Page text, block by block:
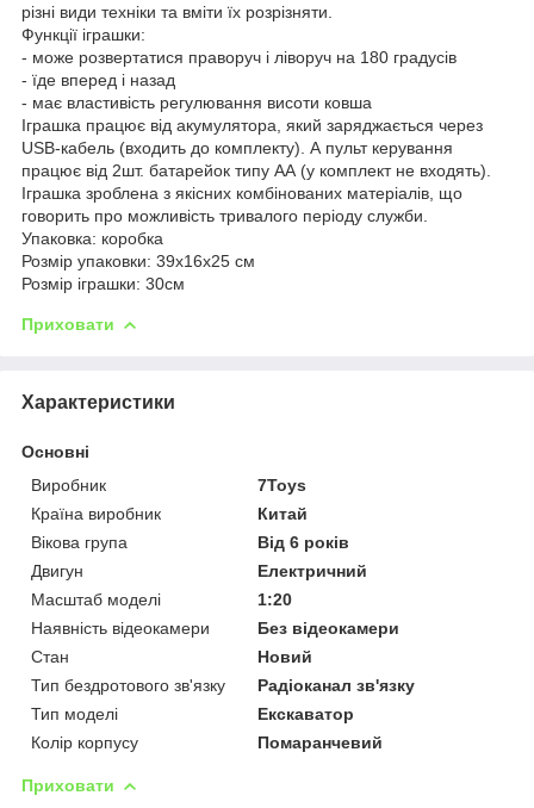
різні види техніки та вміти їх розрізняти.
Функції іграшки:
- може розвертатися праворуч і ліворуч на 180 градусів
- їде вперед і назад
- має властивість регулювання висоти ковша
Іграшка працює від акумулятора, який заряджається через
USB-кабель (входить до комплекту). А пульт керування
працює від 2шт. батарейок типу АА (у комплект не входять).
Іграшка зроблена з якісних комбінованих матеріалів, що
говорить про можливість тривалого періоду служби.
Упаковка: коробка
Розмір упаковки: 39х16х25 см
Розмір іграшки: 30см
Приховати
Характеристики
Основні
Виробник
7Toys
Країна виробник
Китай
Вікова група
Від 6 років
Двигун
Електричний
Масштаб моделі
1:20
Наявність відеокамери
Без відеокамери
Стан
Новий
Тип бездротового зв'язку
Радіоканал зв'язку
Тип моделі
Екскаватор
Колір корпусу
Помаранчевий
Приховати